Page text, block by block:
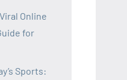
Online
for
Sports: